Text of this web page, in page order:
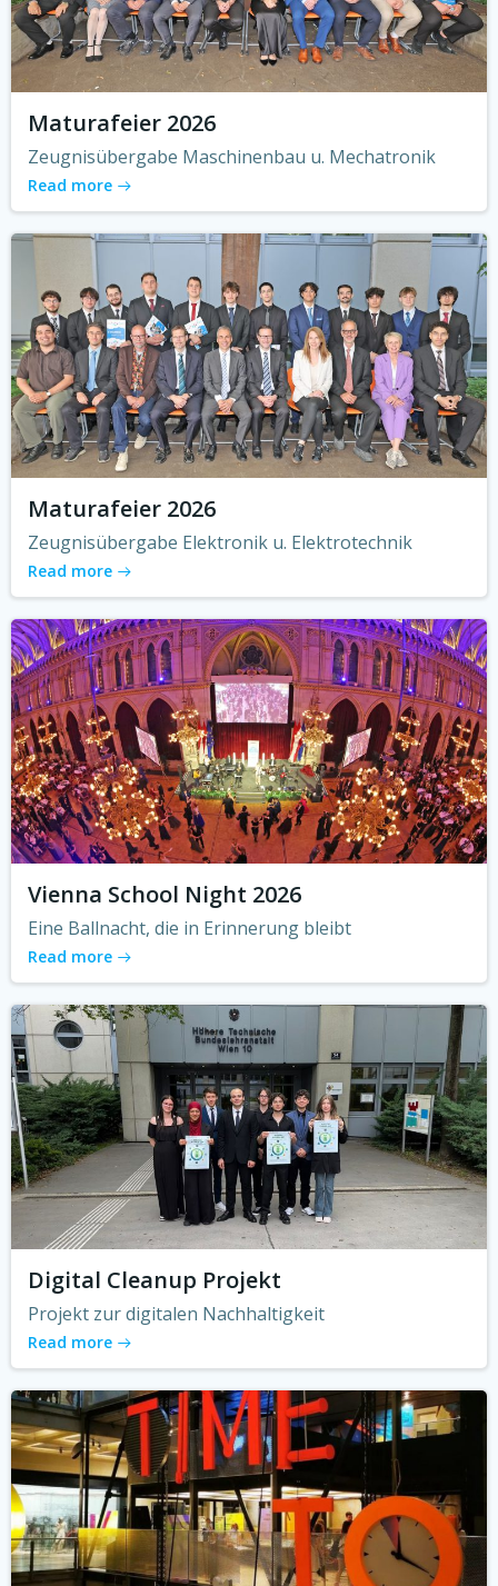
Maturafeier 2026
Zeugnisübergabe Maschinenbau u. Mechatronik
Read more
Maturafeier 2026
Zeugnisübergabe Elektronik u. Elektrotechnik
Read more
Vienna School Night 2026
Eine Ballnacht, die in Erinnerung bleibt
Read more
Digital Cleanup Projekt
Projekt zur digitalen Nachhaltigkeit
Read more